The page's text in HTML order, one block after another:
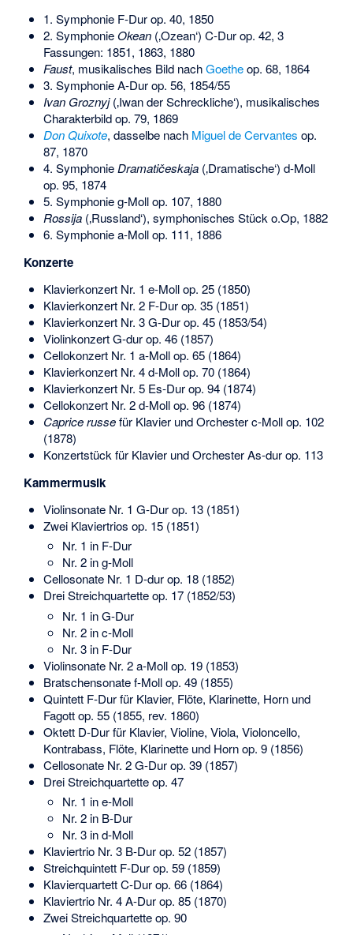
1. Symphonie F-Dur op. 40, 1850
2. SymphonieOkean(‚Ozean‘) C-Dur op. 42, 3
Fassungen: 1851, 1863, 1880
Faust, musikalisches Bild nachGoetheop. 68, 1864
3. Symphonie A-Dur op. 56, 1854/55
Ivan Groznyj(‚Iwan der Schreckliche‘), musikalisches
Charakterbild op. 79, 1869
Don Quixote, dasselbe nach Miguel de Cervantes op.
87, 1870
4. SymphonieDramatičeskaja(‚Dramatische‘) d-Moll
op. 95, 1874
5. Symphonie g-Moll op. 107, 1880
Rossija(‚Russland‘), symphonisches Stück o.Op, 1882
6. Symphonie a-Moll op. 111, 1886
Konzerte
Klavierkonzert Nr. 1 e-Moll op. 25 (1850)
Klavierkonzert Nr. 2 F-Dur op. 35 (1851)
Klavierkonzert Nr. 3 G-Dur op. 45 (1853/54)
Violinkonzert G-dur op. 46 (1857)
Cellokonzert Nr. 1 a-Moll op. 65 (1864)
Klavierkonzert Nr. 4 d-Moll op. 70 (1864)
Klavierkonzert Nr. 5 Es-Dur op. 94 (1874)
Cellokonzert Nr. 2 d-Moll op. 96 (1874)
Caprice russefür Klavier und Orchester c-Moll op. 102
(1878)
Konzertstück für Klavier und Orchester As-dur op. 113
Kammermusik
Violinsonate Nr. 1 G-Dur op. 13 (1851)
Zwei Klaviertrios op. 15 (1851)
Nr. 1 in F-Dur
Nr. 2 in g-Moll
Cellosonate Nr. 1 D-dur op. 18 (1852)
Drei Streichquartette op. 17 (1852/53)
Nr. 1 in G-Dur
Nr. 2 in c-Moll
Nr. 3 in F-Dur
Violinsonate Nr. 2 a-Moll op. 19 (1853)
Bratschensonate f-Moll op. 49 (1855)
Quintett F-Dur für Klavier, Flöte, Klarinette, Horn und
Fagott op. 55 (1855, rev. 1860)
Oktett D-Dur für Klavier, Violine, Viola, Violoncello,
Kontrabass, Flöte, Klarinette und Horn op. 9 (1856)
Cellosonate Nr. 2 G-Dur op. 39 (1857)
Drei Streichquartette op. 47
Nr. 1 in e-Moll
Nr. 2 in B-Dur
Nr. 3 in d-Moll
Klaviertrio Nr. 3 B-Dur op. 52 (1857)
Streichquintett F-Dur op. 59 (1859)
Klavierquartett C-Dur op. 66 (1864)
Klaviertrio Nr. 4 A-Dur op. 85 (1870)
Zwei Streichquartette op. 90